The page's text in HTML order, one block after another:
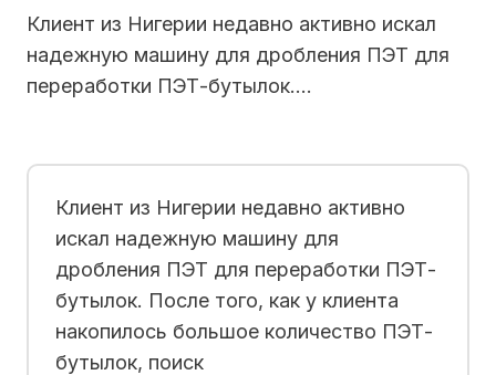
Клиент из Нигерии недавно активно искал
надежную машину для дробления ПЭТ для
переработки ПЭТ-бутылок….
Клиент из Нигерии недавно активно
искал надежную машину для
дробления ПЭТ для переработки ПЭТ-
бутылок. После того, как у клиента
накопилось большое количество ПЭТ-
бутылок, поиск